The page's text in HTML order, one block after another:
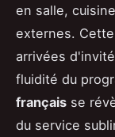
en salle,
externes.
arrivées
fluidité du
français se
du service